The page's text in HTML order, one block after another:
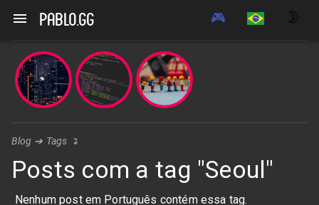
pablo.gg 🎮 🌛
Blog ➔ Tags ↴
Posts com a tag "Seoul"
Nenhum post em Português contém essa tag.